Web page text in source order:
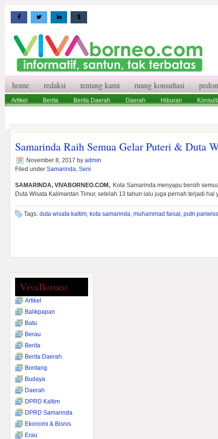
home redaksi tentang kami ruang konsultasi
Artikel Berita Berita Daerah Daerah Hiburan
Samarinda Raih Semua Gelar Puteri & Duta
November 8, 2017 by admin
Filed under Samarinda, Seni
SAMARINDA, VIVABORNEO.COM, Kota Samarinda menyapu bersih
Duta Wisata Kalimantan Timur, setelah 13 tahun lalu juga pernah terjadi hal
Tags: duta wisata kaltim, kota samarinda, muhammad faisal , putri
VivaBorneo
Artikel
Balikpapan
Batu
Berau
Berita
Berita Daerah
Bontang
Budaya
Daerah
DPRD Kaltim
DPRD Samarinda
Ekonomi & Bisnis
Erau